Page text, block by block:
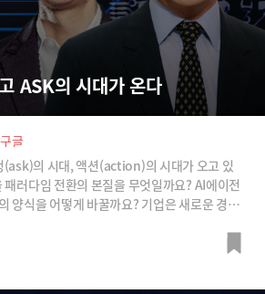
ASK의 시대가 온다
글
(ask)의 시대, 액션(action)의 시대가 오고 있
러다임 전환의 본질을 무엇일까요? AI에이전
양식을 어떻게 바꿀까요? 기업은 새로운 경제
에게 들어보시죠.